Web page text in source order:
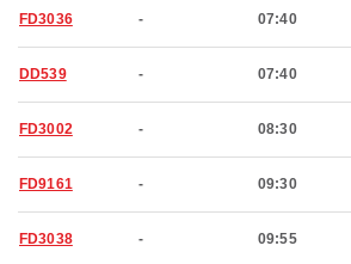
FD3036 - 07:40
DD539 - 07:40
FD3002 - 08:30
FD9161 - 09:30
FD3038 - 09:55